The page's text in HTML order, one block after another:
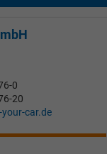
0
20
car.de